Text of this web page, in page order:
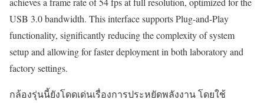
USB 3.0 bandwidth. This interface supports Plug-and-Play
functionality, significantly reducing the complexity of system
setup and allowing for faster deployment in both laboratory and
factory settings.
กล้องรุ่นนี้ยังโดดเด่นเรื่องการประหยัดพลังงาน โดยใช้